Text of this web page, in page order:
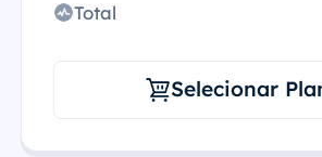
Total
Selecionar